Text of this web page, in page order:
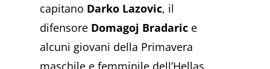
capitano Darko Lazovic, il
difensore Domagoj Bradaric e
alcuni giovani della Primavera
maschile e femminile dell’Hellas